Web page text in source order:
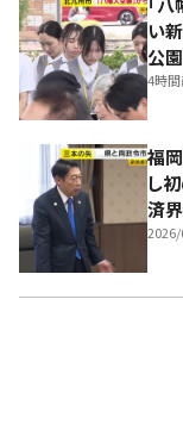
い
公園
4時
福
し
済